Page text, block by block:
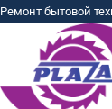
Ремонт бытовой